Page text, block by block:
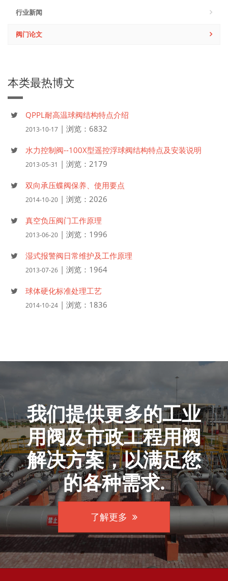
行业新闻
阀门论文
本类最热博文
QPPL耐高温球阀结构特点介绍
2013-10-17 | 浏览：6832
水力控制阀--100X型遥控浮球阀结构特点及安装说明
2013-05-31 | 浏览：2179
双向承压蝶阀保养、使用要点
2014-10-20 | 浏览：2026
真空负压阀门工作原理
2013-06-20 | 浏览：1996
湿式报警阀日常维护及工作原理
2013-07-26 | 浏览：1964
球体硬化标准处理工艺
2014-10-24 | 浏览：1836
我们提供更多的工业
用阀及市政工程用阀
解决方案，以满足您
的各种需求.
了解更多